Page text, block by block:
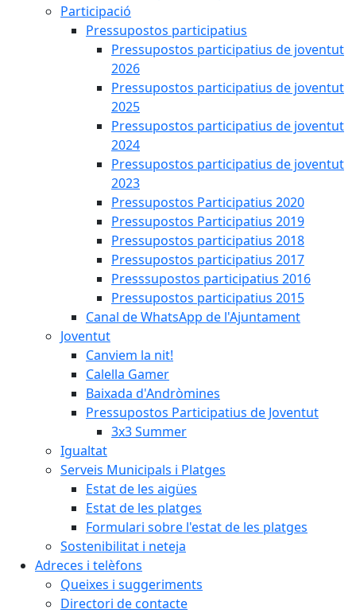
Participació
Pressupostos participatius
Pressupostos participatius de joventut
2026
Pressupostos participatius de joventut
2025
Pressupostos participatius de joventut
2024
Pressupostos participatius de joventut
2023
Pressupostos Participatius 2020
Pressupostos Participatius 2019
Pressupostos participatius 2018
Pressupostos participatius 2017
Presssupostos participatius 2016
Pressupostos participatius 2015
Canal de WhatsApp de l'Ajuntament
Joventut
Canviem la nit!
Calella Gamer
Baixada d'Andròmines
Pressupostos Participatius de Joventut
3x3 Summer
Igualtat
Serveis Municipals i Platges
Estat de les aigües
Estat de les platges
Formulari sobre l'estat de les platges
Sostenibilitat i neteja
Adreces i telèfons
Queixes i suggeriments
Directori de contacte